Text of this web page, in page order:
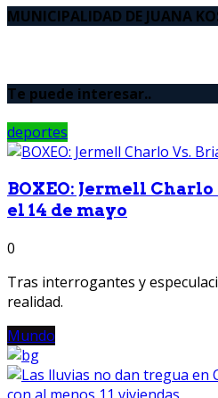
MUNICIPALIDAD DE JUANA
Te puede interesar..
deportes
BOXEO: Jermell
el 14 de mayo
0
Tras interrogantes y
realidad.
Mundo